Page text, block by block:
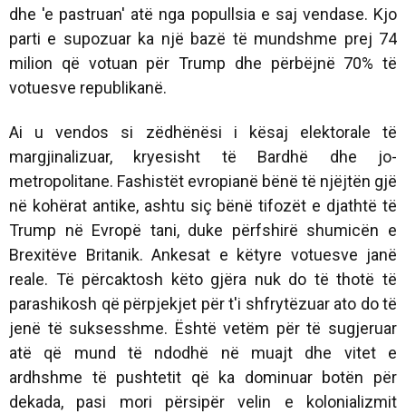
dhe 'e pastruan' atë nga popullsia e saj vendase. Kjo
parti e supozuar ka një bazë të mundshme prej 74
milion që votuan për Trump dhe përbëjnë 70% të
votuesve republikanë.
Ai u vendos si zëdhënësi i kësaj elektorale të
margjinalizuar, kryesisht të Bardhë dhe jo-
metropolitane. Fashistët evropianë bënë të njëjtën gjë
në kohërat antike, ashtu siç bënë tifozët e djathtë të
Trump në Evropë tani, duke përfshirë shumicën e
Brexitëve Britanik. Ankesat e këtyre votuesve janë
reale. Të përcaktosh këto gjëra nuk do të thotë të
parashikosh që përpjekjet për t'i shfrytëzuar ato do të
jenë të suksesshme. Është vetëm për të sugjeruar
atë që mund të ndodhë në muajt dhe vitet e
ardhshme të pushtetit që ka dominuar botën për
dekada, pasi mori përsipër velin e kolonializmit